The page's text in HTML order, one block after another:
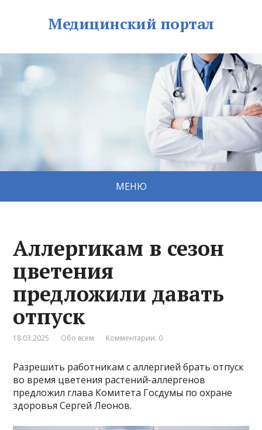
Медицинский портал
МЕНЮ
Аллергикам в сезон
цветения
предложили давать
отпуск
18.03.2025 Обо всем Комментарии: 0
Разрешить работникам с аллергией брать отпуск
во время цветения растений-аллергенов
предложил глава Комитета Госдумы по охране
здоровья Сергей Леонов.